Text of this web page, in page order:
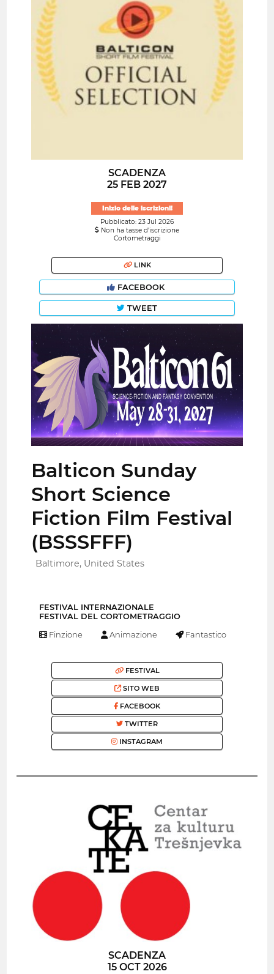
SCADENZA
25 FEB 2027
Inizio delle iscrizioni!
Pubblicato: 23 Jul 2026
Non ha tasse d'iscrizione
Cortometraggi
LINK
FACEBOOK
TWEET
Balticon Sunday
Short Science
Fiction Film Festival
(BSSSFFF)
Baltimore, United States
FESTIVAL INTERNAZIONALE
FESTIVAL DEL CORTOMETRAGGIO
Finzione Animazione Fantastico
FESTIVAL
SITO WEB
FACEBOOK
TWITTER
INSTAGRAM
SCADENZA
15 OCT 2026